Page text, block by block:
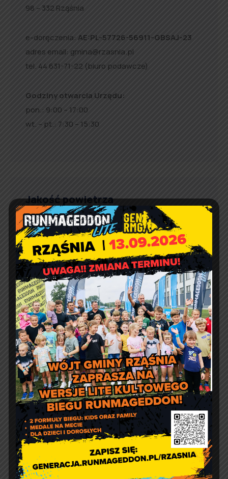
98 – 332 Rząśnia
e-doręczenia: AE:PL-57726-56911-GBSAJ-23
adres email: gmina@rzasnia.pl
tel. 44 631-71-22 (biuro podawcze)
Godziny otwarcia Urzędu:
pon.: 9:00 – 17:00
wt. – pt.: 7:30 – 15:30
Jakość powietrza